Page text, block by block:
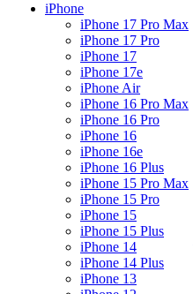
iPhone
iPhone 17 Pro Max
iPhone 17 Pro
iPhone 17
iPhone 17e
iPhone Air
iPhone 16 Pro Max
iPhone 16 Pro
iPhone 16
iPhone 16e
iPhone 16 Plus
iPhone 15 Pro Max
iPhone 15 Pro
iPhone 15
iPhone 15 Plus
iPhone 14
iPhone 14 Plus
iPhone 13